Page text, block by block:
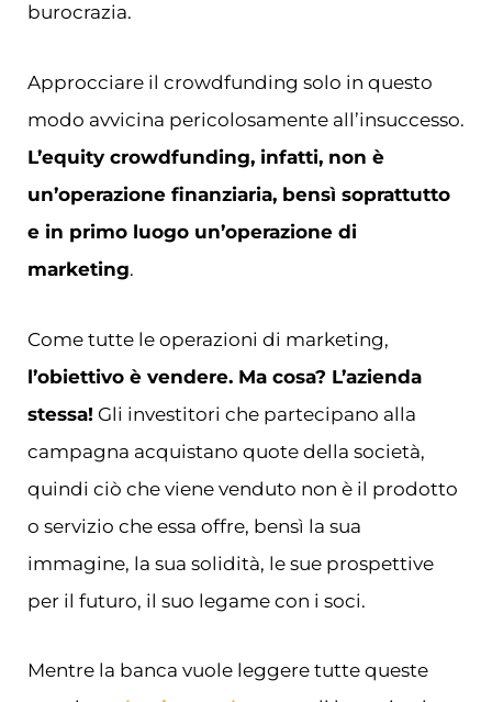
burocrazia.
Approcciare il crowdfunding solo in questo
modo avvicina pericolosamente all’insuccesso.
L’equity crowdfunding, infatti, non è
un’operazione finanziaria, bensì soprattutto
e in primo luogo un’operazione di
marketing.
Come tutte le operazioni di marketing,
l’obiettivo è vendere. Ma cosa? L’azienda
stessa! Gli investitori che partecipano alla
campagna acquistano quote della società,
quindi ciò che viene venduto non è il prodotto
o servizio che essa offre, bensì la sua
immagine, la sua solidità, le sue prospettive
per il futuro, il suo legame con i soci.
Mentre la banca vuole leggere tutte queste